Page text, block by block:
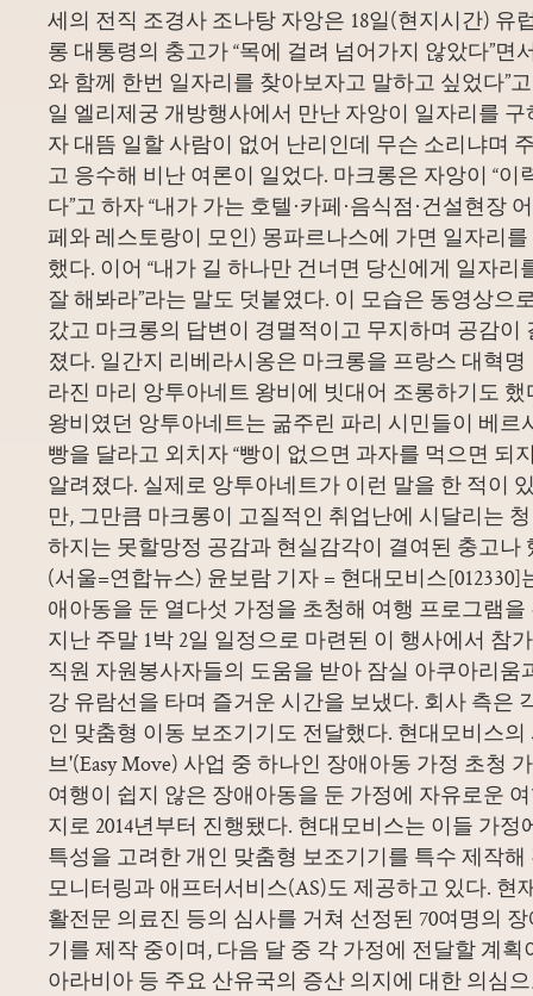
세의 전직 조경사 조나탕 자앙은 18일(현지시간) 유
롱 대통령의 충고가 “목에 걸려 넘어가지 않았다”면
와 함께 한번 일자리를 찾아보자고 말하고 싶었다”
일 엘리제궁 개방행사에서 만난 자앙이 일자리를
자 대뜸 일할 사람이 없어 난리인데 무슨 소리냐며
고 응수해 비난 여론이 일었다. 마크롱은 자앙이 “이
다”고 하자 “내가 가는 호텔·카페·음식점·건설현장
페와 레스토랑이 모인) 몽파르나스에 가면 일자리를
했다. 이어 “내가 길 하나만 건너면 당신에게 일자리
잘 해봐라”라는 말도 덧붙였다. 이 모습은 동영상으
갔고 마크롱의 답변이 경멸적이고 무지하며 공감이
졌다. 일간지 리베라시옹은 마크롱을 프랑스 대혁
라진 마리 앙투아네트 왕비에 빗대어 조롱하기도
왕비였던 앙투아네트는 굶주린 파리 시민들이 베르
빵을 달라고 외치자 “빵이 없으면 과자를 먹으면 되
알려졌다. 실제로 앙투아네트가 이런 말을 한 적이
만, 그만큼 마크롱이 고질적인 취업난에 시달리는
하지는 못할망정 공감과 현실감각이 결여된 충고나
(서울=연합뉴스) 윤보람 기자 = 현대모비스
애아동을 둔 열다섯 가정을 초청해 여행 프로그램을
지난 주말 1박 2일 일정으로 마련된 이 행사에서 참
직원 자원봉사자들의 도움을 받아 잠실 아쿠아리움
강 유람선을 타며 즐거운 시간을 보냈다. 회사 측은
인 맞춤형 이동 보조기기도 전달했다. 현대모비스의
브'(Easy Move) 사업 중 하나인 장애아동 가정 초청
여행이 쉽지 않은 장애아동을 둔 가정에 자유로운
지로 2014년부터 진행됐다. 현대모비스는 이들 가
특성을 고려한 개인 맞춤형 보조기기를 특수 제작
모니터링과 애프터서비스(AS)도 제공하고 있다. 현
활전문 의료진 등의 심사를 거쳐 선정된 70여명의
기를 제작 중이며, 다음 달 중 각 가정에 전달할 계
아라비아 등 주요 산유국의 증산 의지에 대한 의심